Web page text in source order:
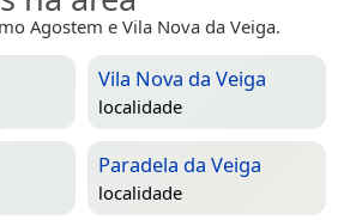
Agostem e Vila Nova da Veiga.
Vila Nova da Veiga
localidade
Paradela da Veiga
localidade